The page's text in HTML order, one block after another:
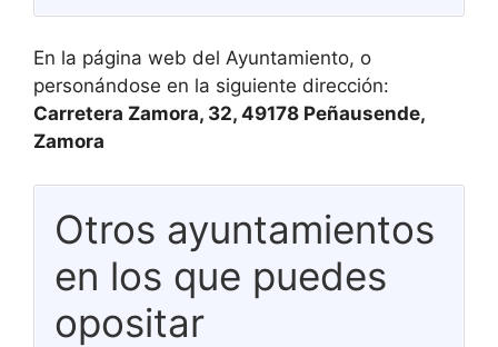
En la página web del Ayuntamiento, o
personándose en la siguiente dirección:
Carretera Zamora, 32, 49178 Peñausende,
Zamora
Otros ayuntamientos
en los que puedes
opositar